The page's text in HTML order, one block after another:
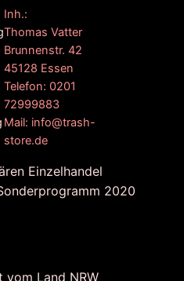
Inh.:
Thomas Vatter
Brunnenstr. 42
45128 Essen
Telefon: 0201
72999883
Mail: info@trash-
store.de
Einzelhandel
2020
vom Land NRW